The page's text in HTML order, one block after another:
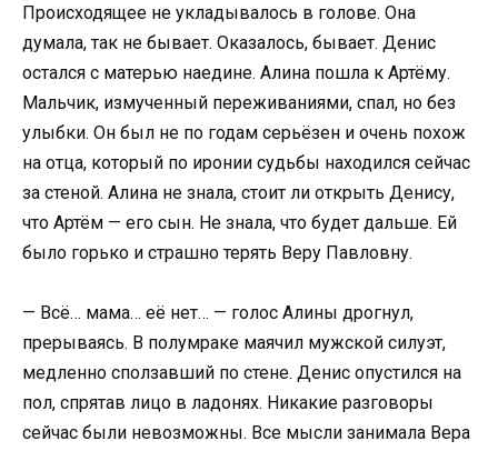
Происходящее не укладывалось в голове. Она
думала, так не бывает. Оказалось, бывает. Денис
остался с матерью наедине. Алина пошла к Артёму.
Мальчик, измученный переживаниями, спал, но без
улыбки. Он был не по годам серьёзен и очень похож
на отца, который по иронии судьбы находился сейчас
за стеной. Алина не знала, стоит ли открыть Денису,
что Артём — его сын. Не знала, что будет дальше. Ей
было горько и страшно терять Веру Павловну.
— Всё… мама… её нет… — голос Алины дрогнул,
прерываясь. В полумраке маячил мужской силуэт,
медленно сползавший по стене. Денис опустился на
пол, спрятав лицо в ладонях. Никакие разговоры
сейчас были невозможны. Все мысли занимала Вера